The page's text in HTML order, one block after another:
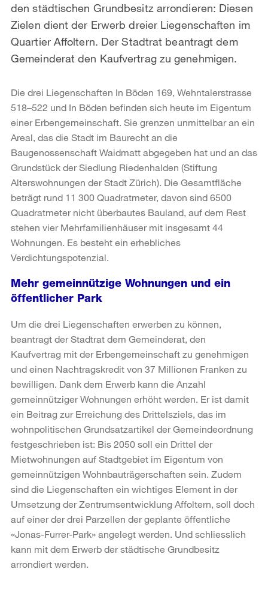
den städtischen Grundbesitz arrondieren: Diesen
Zielen dient der Erwerb dreier Liegenschaften im
Quartier Affoltern. Der Stadtrat beantragt dem
Gemeinderat den Kaufvertrag zu genehmigen.
Die drei Liegenschaften In Böden 169, Wehntalerstrasse
518–522 und In Böden befinden sich heute im Eigentum
einer Erbengemeinschaft. Sie grenzen unmittelbar an ein
Areal, das die Stadt im Baurecht an die
Baugenossenschaft Waidmatt abgegeben hat und an das
Grundstück der Siedlung Riedenhalden (Stiftung
Alterswohnungen der Stadt Zürich). Die Gesamtfläche
beträgt rund 11 300 Quadratmeter, davon sind 6500
Quadratmeter nicht überbautes Bauland, auf dem Rest
stehen vier Mehrfamilienhäuser mit insgesamt 44
Wohnungen. Es besteht ein erhebliches
Verdichtungspotenzial.
Mehr gemeinnützige Wohnungen und ein
öffentlicher Park
Um die drei Liegenschaften erwerben zu können,
beantragt der Stadtrat dem Gemeinderat, den
Kaufvertrag mit der Erbengemeinschaft zu genehmigen
und einen Nachtragskredit von 37 Millionen Franken zu
bewilligen. Dank dem Erwerb kann die Anzahl
gemeinnütziger Wohnungen erhöht werden. Er ist damit
ein Beitrag zur Erreichung des Drittelsziels, das im
wohnpolitischen Grundsatzartikel der Gemeindeordnung
festgeschrieben ist: Bis 2050 soll ein Drittel der
Mietwohnungen auf Stadtgebiet im Eigentum von
gemeinnützigen Wohnbauträgerschaften sein. Zudem
sind die Liegenschaften ein wichtiges Element in der
Umsetzung der Zentrumsentwicklung Affoltern, soll doch
auf einer der drei Parzellen der geplante öffentliche
«Jonas-Furrer-Park» angelegt werden. Und schliesslich
kann mit dem Erwerb der städtische Grundbesitz
arrondiert werden.